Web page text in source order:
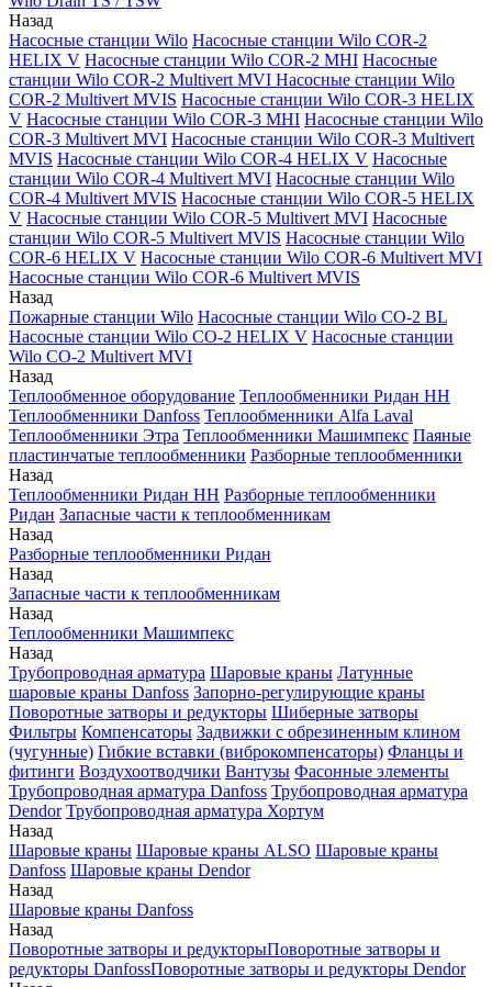
Назад
Насосные станции Wilo Насосные станции Wilo COR-2
HELIX V Насосные станции Wilo COR-2 MHI Насосные
станции Wilo COR-2 Multivert MVI Насосные станции Wilo
COR-2 Multivert MVIS Насосные станции Wilo COR-3 HELIX
V Насосные станции Wilo COR-3 MHI Насосные станции Wilo
COR-3 Multivert MVI Насосные станции Wilo COR-3 Multivert
MVIS Насосные станции Wilo COR-4 HELIX V Насосные
станции Wilo COR-4 Multivert MVI Насосные станции Wilo
COR-4 Multivert MVIS Насосные станции Wilo COR-5 HELIX
V Насосные станции Wilo COR-5 Multivert MVI Насосные
станции Wilo COR-5 Multivert MVIS Насосные станции Wilo
COR-6 HELIX V Насосные станции Wilo COR-6 Multivert MVI
Насосные станции Wilo COR-6 Multivert MVIS
Назад
Пожарные станции Wilo Насосные станции Wilo CO-2 BL
Насосные станции Wilo CO-2 HELIX V Насосные станции
Wilo CO-2 Multivert MVI
Назад
Теплообменное оборудование Теплообменники Ридан НН
Теплообменники Danfoss Теплообменники Alfa Laval
Теплообменники Этра Теплообменники Машимпекс Паяные
пластинчатые теплообменники Разборные теплообменники
Назад
Теплообменники Ридан НН Разборные теплообменники
Ридан Запасные части к теплообменникам
Назад
Разборные теплообменники Ридан
Назад
Запасные части к теплообменникам
Назад
Теплообменники Машимпекс
Назад
Трубопроводная арматура Шаровые краны Латунные
шаровые краны Danfoss Запорно-регулирующие краны
Поворотные затворы и редукторы Шиберные затворы
Фильтры Компенсаторы Задвижки с обрезиненным клином
(чугунные) Гибкие вставки (виброкомпенсаторы) Фланцы и
фитинги Воздухоотводчики Вантузы Фасонные элементы
Трубопроводная арматура Danfoss Трубопроводная арматура
Dendor Трубопроводная арматура Хортум
Назад
Шаровые краны Шаровые краны ALSO Шаровые краны
Danfoss Шаровые краны Dendor
Назад
Шаровые краны Danfoss
Назад
Поворотные затворы и редукторыПоворотные затворы и
редукторы DanfossПоворотные затворы и редукторы Dendor